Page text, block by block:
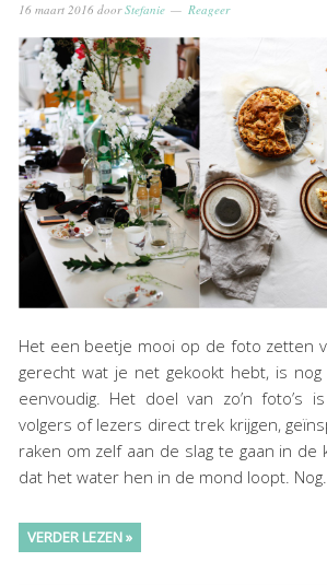
16 maart 2016 doorStefanie Reageer
Het een beetje mooi op de foto zetten
gerecht wat je net gekookt hebt, is
eenvoudig. Het doel van zo’n foto’s
volgers of lezers direct trek krijgen,
raken om zelf aan de slag te gaan in de
dat het water hen in de mond loopt.
VERDER LEZEN »